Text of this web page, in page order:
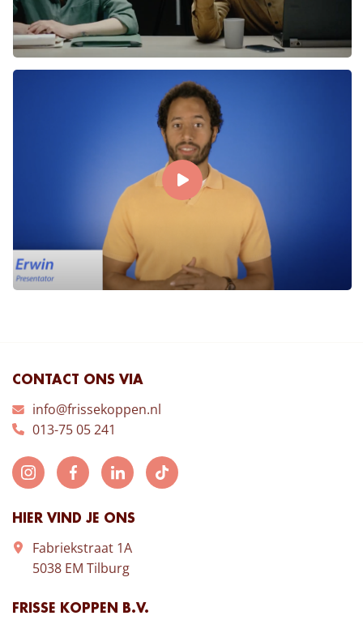
CONTACT ONS VIA
info@frissekoppen.nl
013-75 05 241
HIER VIND JE ONS
Fabriekstraat 1A
5038 EM Tilburg
FRISSE KOPPEN B.V.